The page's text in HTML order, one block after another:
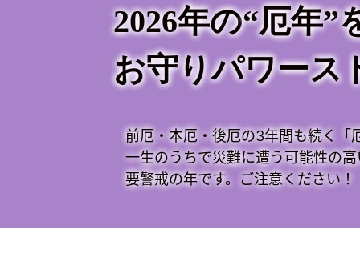
2026年の“厄年”
お守りパワース
前厄・本厄・後厄の3年間も続く「
一生のうちで災難に遭う可能性の
要警戒の年です。ご注意ください！